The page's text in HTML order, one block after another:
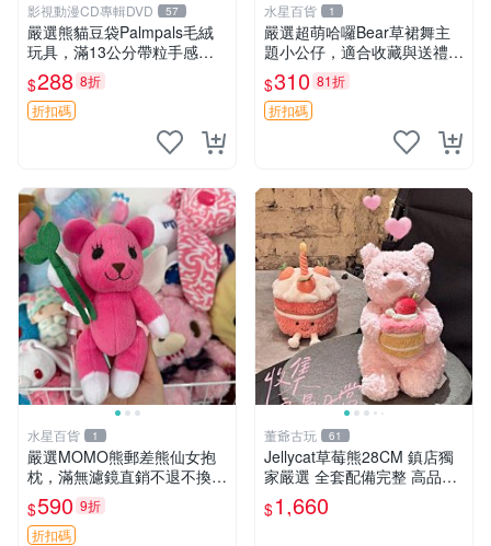
影視動漫CD專輯DVD 57
嚴選熊貓豆袋Palmpals毛絨
玩具，滿13公分帶粒手感極
佳，電影主題周邊推薦 熊貓
Palmpals 毛絨玩具 豆袋 劇場
版周邊
$288 8折
折扣碼
水星百貨 1
嚴選超萌哈囉Bear草裙舞主
題小公仔，適合收藏與送禮 1
00 克 哈囉Bear 草裙舞
$310 81折
折扣碼
水星百貨 1
嚴選MOMO熊郵差熊仙女抱
枕，滿無濾鏡直銷不退不換
經典造型可愛必備 紅薯啵啵
間抱枕 抱枕 時尚
$590 9折
折扣碼
董爺古玩 61
Jellycat草莓熊28CM 鎮店獨
家嚴選 全套配備完整 高品質
收藏好物 紋章 玩具熊 定制熊
$1,660